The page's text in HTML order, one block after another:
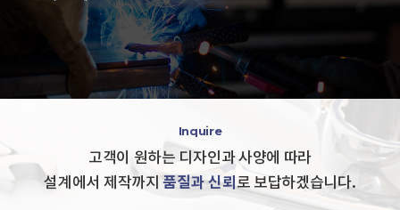
Inquire
고객이 원하는 디자인과 사양에 따라
설계에서 제작까지품질과 신뢰로 보답하겠습니다.